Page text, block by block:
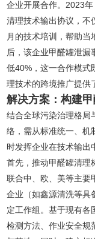
企业开展合作。2023
清理技术输出协议，不
月的技术培训，帮助
后，该企业甲醛罐泄
低40%，这一合作模式
理技术的跨境推广提供
解决方案：构建
结合全球污染治理格局
络，需从标准统一、机
时发挥企业在技术输出
首先，推动甲醛罐清理
联合中、欧、美等主要
企业（如鑫源清洗等具
定工作组。基于现有各
检测方法、作业安全规